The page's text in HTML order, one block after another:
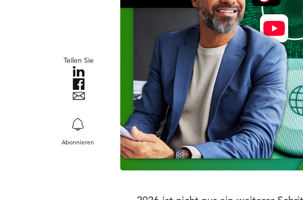
Teilen Sie
Abonnieren